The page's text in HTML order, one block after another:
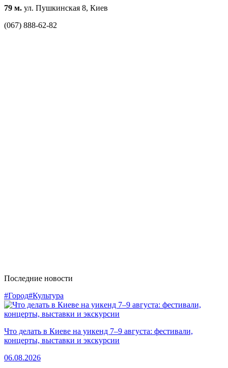
79 м. ул. Пушкинская 8, Киев
(067) 888-62-82
Последние новости
#Город#Культура
Что делать в Киеве на уикенд 7–9 августа: фестивали,
концерты, выставки и экскурсии
06.08.2026